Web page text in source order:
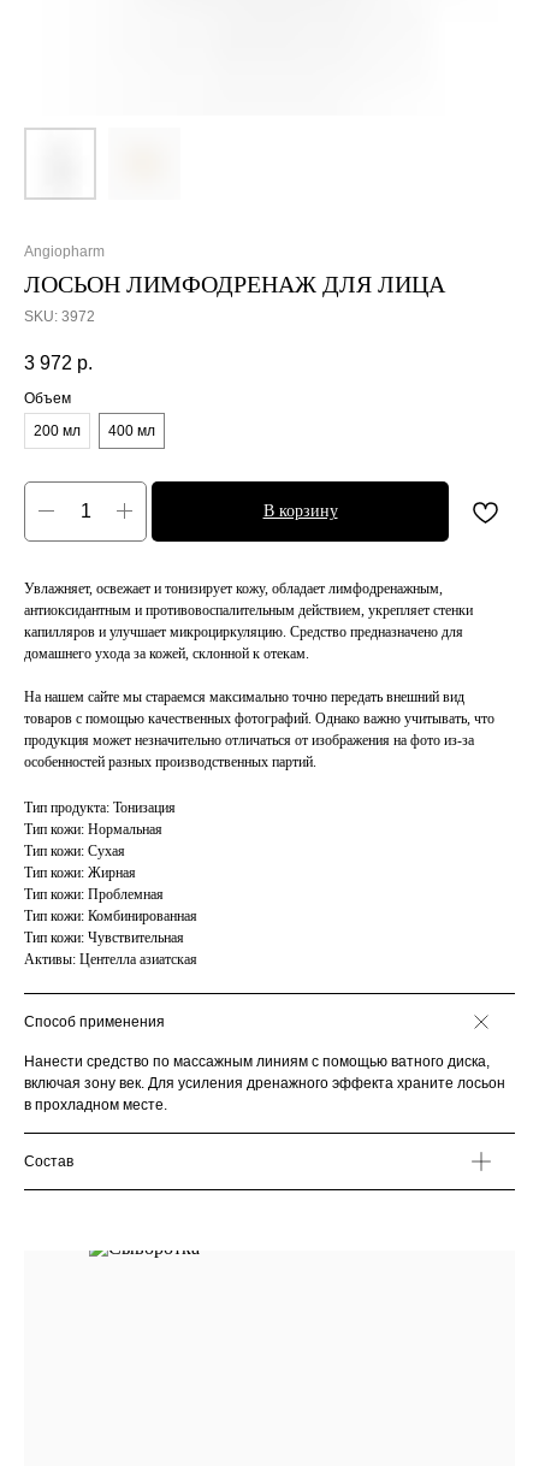
ЛОСЬОН ЛИМФОДРЕНАЖ ДЛЯ ЛИЦА
Angiopharm
SKU: 3972
3 972 р.
Объем
200 мл
400 мл
В корзину
Увлажняет, освежает и тонизирует кожу, обладает лимфодренажным,
антиоксидантным и противовоспалительным действием, укрепляет стенки
капилляров и улучшает микроциркуляцию. Средство предназначено для
домашнего ухода за кожей, склонной к отекам.
На нашем сайте мы стараемся максимально точно передать внешний вид
товаров с помощью качественных фотографий. Однако важно учитывать, что
продукция может незначительно отличаться от изображения на фото из-за
особенностей разных производственных партий.
Тип продукта: Тонизация
Тип кожи: Нормальная
Тип кожи: Сухая
Тип кожи: Жирная
Тип кожи: Проблемная
Тип кожи: Комбинированная
Тип кожи: Чувствительная
Активы: Центелла азиатская
Способ применения
Нанести средство по массажным линиям с помощью ватного диска,
включая зону век. Для усиления дренажного эффекта храните лосьон
в прохладном месте.
Состав